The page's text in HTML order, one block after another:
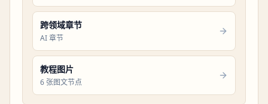
跨领域章节
AI 章节
教程图片
6 张图文节点